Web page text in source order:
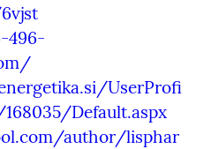
496-
UserProfi
Default.aspx
author/lisphar